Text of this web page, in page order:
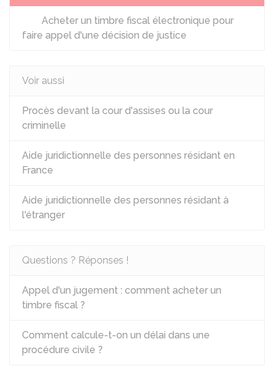
Acheter un timbre fiscal électronique pour
faire appel d'une décision de justice
Voir aussi
Procès devant la cour d'assises ou la cour
criminelle
Aide juridictionnelle des personnes résidant en
France
Aide juridictionnelle des personnes résidant à
l'étranger
Questions ? Réponses !
Appel d'un jugement : comment acheter un
timbre fiscal ?
Comment calcule-t-on un délai dans une
procédure civile ?